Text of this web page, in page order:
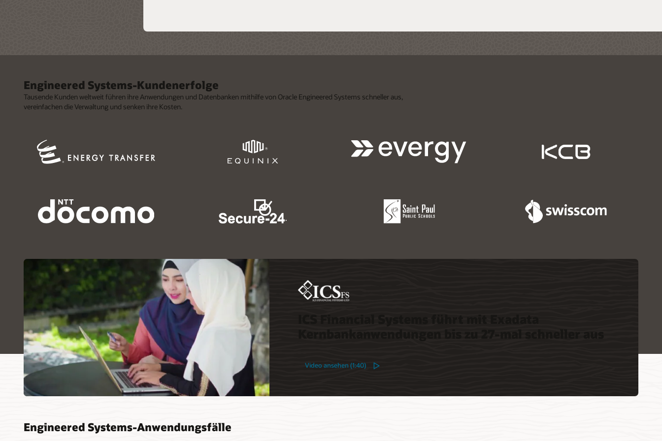
Engineered Systems-Kundenerfolge
Tausende Kunden weltweit führen ihre Anwendungen und Datenbanken mithilfe von Oracle Engineered Systems schneller aus,
vereinfachen die Verwaltung und senken ihre Kosten.
Video ansehen (1:40)
Engineered Systems-Anwendungsfälle